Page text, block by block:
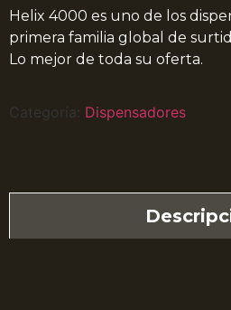
Helix 4000 es uno de los
primera familia global de
Lo mejor de toda su oferta.
Categoría: Dispensadores